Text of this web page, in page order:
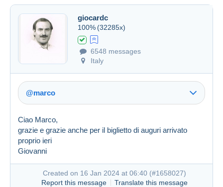
giocardc
100% (32285x)
6548 messages
Italy
@marco
Link (https)
Ciao Marco,
grazie e grazie anche per il biglietto di auguri arrivato
proprio ieri
Giovanni
Created on 16 Jan 2024 at 06:40 (#1658027)
Report this message
Translate this message